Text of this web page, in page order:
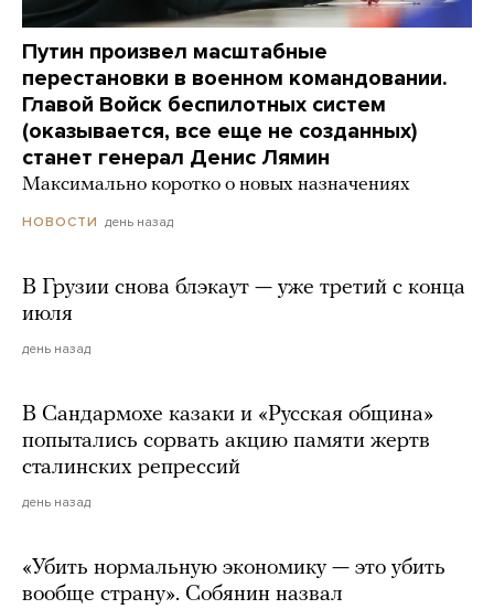
Путин произвел масштабные
перестановки в военном командовании.
Главой Войск беспилотных систем
(оказывается, все еще не созданных)
станет генерал Денис Лямин
Максимально коротко о новых назначениях
НОВОСТИ день назад
В Грузии снова блэкаут — уже третий с конца
июля
день назад
В Сандармохе казаки и «Русская община»
попытались сорвать акцию памяти жертв
сталинских репрессий
день назад
«Убить нормальную экономику — это убить
вообще страну». Собянин назвал